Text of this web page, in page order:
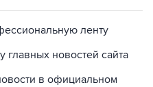
ленту
главных новостей сайта
в официальном